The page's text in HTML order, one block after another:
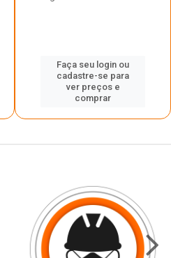
Faça seu login ou
cadastre-se para
ver preços e
comprar